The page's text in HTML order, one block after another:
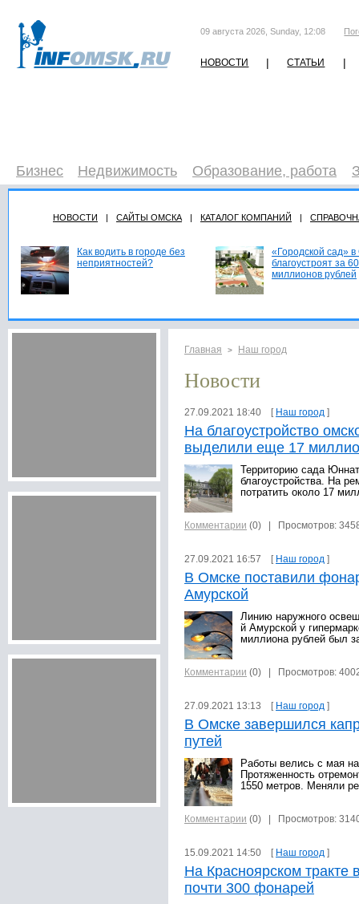
09 августа 2026, Sunday, 12:08
НОВОСТИ | СТАТЬИ |
Бизнес Недвижимость Образование, работа
НОВОСТИ | САЙТЫ ОМСКА | КАТАЛОГ КОМПАНИЙ |
Как водить в городе без
неприятностей?
«Городской сад»
благоустроят за 60
миллионов рублей
Главная > Наш город
Новости
27.09.2021 18:40 [ Наш город ]
На благоустройство
выделили еще 17
Территорию сада
благоустройства. На
потратить около 17
Комментарии (0) | Просмотров:
27.09.2021 16:57 [ Наш город ]
В Омске поставили
Амурской
Линию наружного
й Амурской у
миллиона рублей был
Комментарии (0) | Просмотров:
27.09.2021 13:13 [ Наш город ]
В Омске завершился
путей
Работы велись с мая
Протяженность
1550 метров. Меняли
Комментарии (0) | Просмотров:
15.09.2021 14:50 [ Наш город ]
На Красноярском тракте
почти 300 фонарей